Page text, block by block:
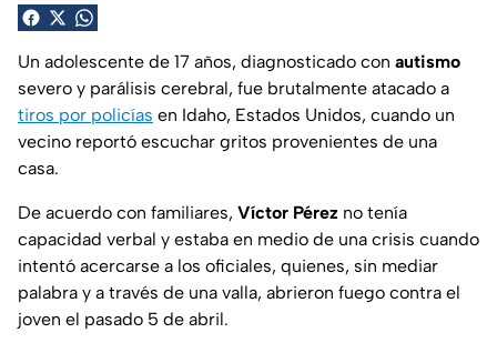
Un adolescente de 17 años, diagnosticado con autismo
severo y parálisis cerebral, fue brutalmente atacado a
tiros por policías en Idaho, Estados Unidos, cuando un
vecino reportó escuchar gritos provenientes de una
casa.
De acuerdo con familiares, Víctor Pérez no tenía
capacidad verbal y estaba en medio de una crisis cuando
intentó acercarse a los oficiales, quienes, sin mediar
palabra y a través de una valla, abrieron fuego contra el
joven el pasado 5 de abril.